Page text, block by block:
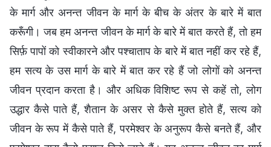
के मार्ग और अनन्‍त जीवन के मार्ग के बीच के अंतर के बारे में बात
करूँगी। जब हम अनन्‍त जीवन के मार्ग के बारे में बात करते हैं, तो हम
सिर्फ़ पापों को स्‍वीकारने और पश्चाताप के बारे में बात नहीं कर रहे हैं,
हम सत्‍य के उस मार्ग के बारे में बात कर रहे हैं जो लोगों को अनन्‍त
जीवन प्रदान करता है। और अधिक विशिष्‍ट रूप से कहें तो, लोग
उद्धार कैसे पाते हैं, शैतान के असर से कैसे मुक्त होते हैं, सत्‍य को
जीवन के रूप में कैसे पाते हैं, परमेश्‍वर के अनुरूप कैसे बनते हैं, और